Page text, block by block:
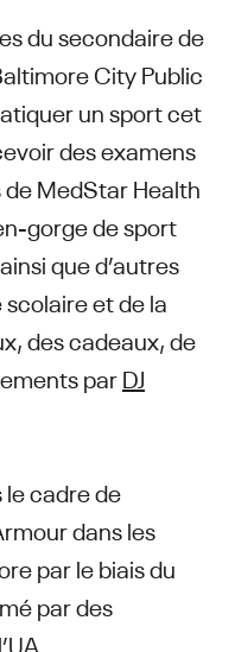
du secondaire de
City Public
un sport cet
des examens
MedStar Health
gorge de sport
que d’autres
et de la
des cadeaux, de
parDJ
le cadre de
dans les
par le biais du
par des